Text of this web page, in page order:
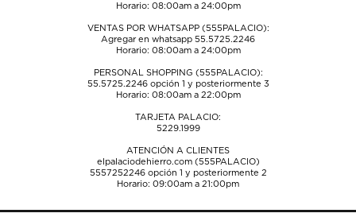
Horario: 08:00am a 24:00pm
VENTAS POR WHATSAPP (555PALACIO):
Agregar en whatsapp 55.5725.2246
Horario: 08:00am a 24:00pm
PERSONAL SHOPPING (555PALACIO):
55.5725.2246opción 1 y posteriormente 3
Horario: 08:00am a 22:00pm
TARJETA PALACIO:
5229.1999
ATENCIÓN A CLIENTES
elpalaciodehierro.com (555PALACIO)
5557252246opción 1 y posteriormente 2
Horario: 09:00am a 21:00pm